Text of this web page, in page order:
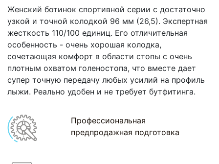
Женский ботинок спортивной серии с достаточно
узкой и точной колодкой 96 мм (26,5). Экспертная
жесткость 110/100 единиц. Его отличительная
особенность - очень хорошая колодка,
сочетающая комфорт в области стопы с очень
плотным охватом голеностопа, что вместе дает
супер точную передачу любых усилий на профиль
лыжи. Реально удобен и не требует бутфитинга.
Профессиональная
предпродажная подготовка